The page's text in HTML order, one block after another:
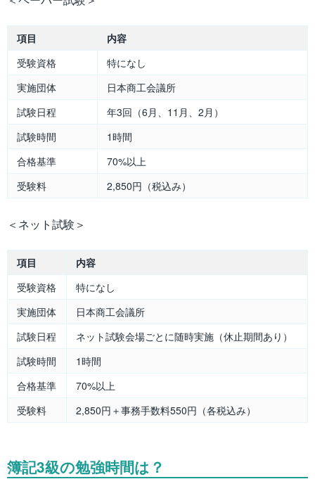
項目
内容
受験資格
特になし
実施団体
日本商工会議所
試験日程
年3回（6月、11月、2月）
試験時間
1時間
合格基準
70%以上
受験料
2,850円（税込み）
＜ネット試験＞
項目
内容
受験資格
特になし
実施団体
日本商工会議所
試験日程
ネット試験会場ごとに随時実施（休止期間あり）
試験時間
1時間
合格基準
70%以上
受験料
2,850円＋事務手数料550円（各税込み）
簿記3級の勉強時間は？